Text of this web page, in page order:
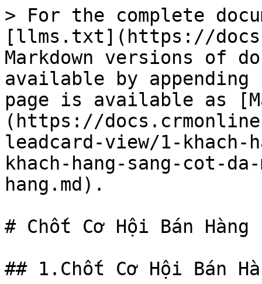
> For the complete
[llms.txt](https://
Markdown versions of
available by
page is available as
(https://
leadcard-view/1-khach-
khach-hang-sang-cot-
hang.md).
# Chốt Cơ Hội Bán Hàng
## 1.Chốt Cơ Hội Bán